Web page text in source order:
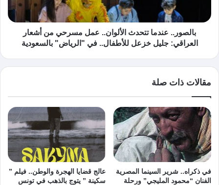
بالصور.. عندما تتحدث الألوان.. عمل مسرحي من أشعار
العراقي: جليل خزعل للأطفال.. في "الرياض" بالسعودية
مقالات ذات صلة
في ذكراه.. شرير السينما المصرية
الفنان “محمود المليجي” ورحلة
عالج قضايا الهجرة والوطن.. فيلم ”
سكينة ” يتوج بالذهب في تونس